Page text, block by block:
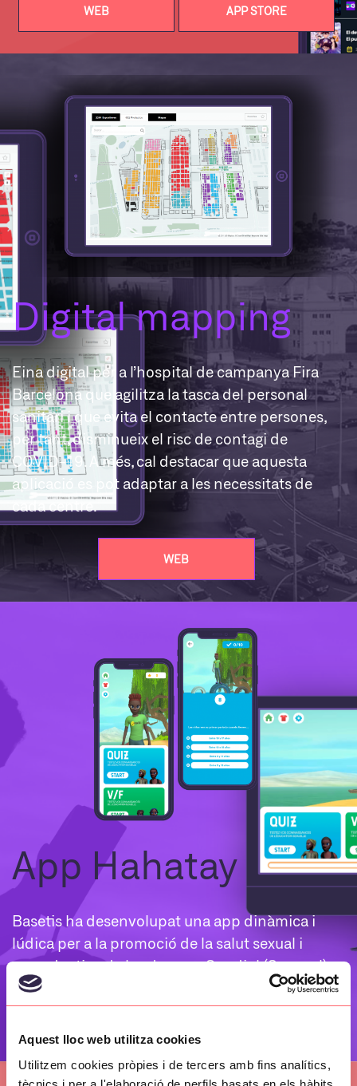
Aquest lloc web utilitza cookies
Utilitzem cookies pròpies i de tercers amb fins analítics,
WEB APP STORE
Digital mapping
Eina digital per a l’hospital de campanya Fira
Barcelona que agilitza la tasca del personal
sanitari i que evita el contacte entre persones,
per tant, disminueix el risc de contagi de
COVID-19. A més, cal destacar que aquesta
aplicació es pot adaptar a les necessitats de
cada centre.
WEB
App Hahatay
Basetis ha desenvolupat una app dinàmica i
lúdica per a la promoció de la salut sexual i
reproductiva de les dones a Gandiol (Senegal).